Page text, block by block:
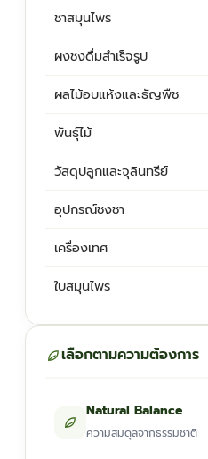
ชาสมุนไพร
ผงชงดื่มสำเร็จรูป
ผลไม้อบแห้งและธัญพืช
พันธุ์ไม้
ต้นพันธุ์สมุนไพร
วัสดุปลูกและจุลินทรีย์
อุปกรณ์ชงชา
เครื่องเทศ
ใบสมุนไพร
เลือกตามความต้องการ
Natural Balance
ความสมดุลจากธรรมชาติ